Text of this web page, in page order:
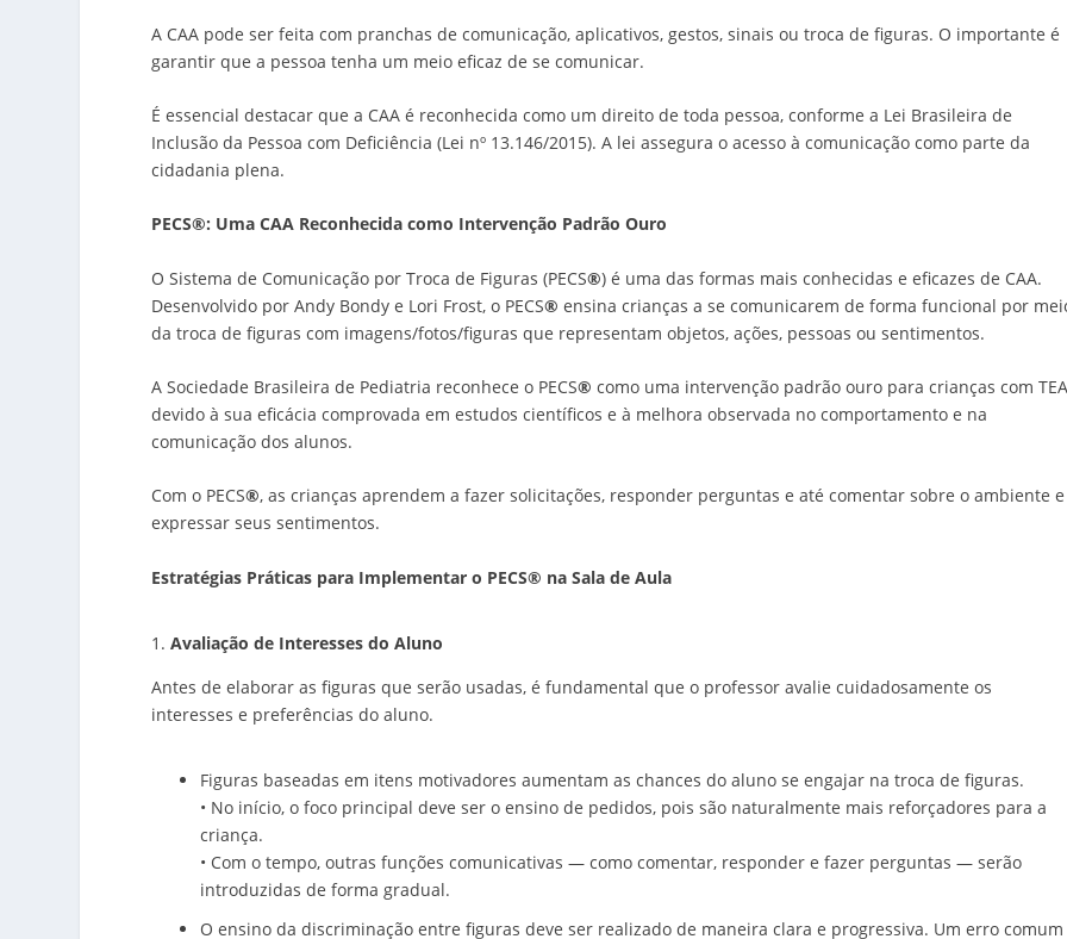
A CAA pode ser feita com pranchas de comunicação, aplicativos, gestos, sinais ou troca de figuras. O importante é
garantir que a pessoa tenha um meio eficaz de se comunicar.
É essencial destacar que a CAA é reconhecida como um direito de toda pessoa, conforme a Lei Brasileira de
Inclusão da Pessoa com Deficiência (Lei nº 13.146/2015). A lei assegura o acesso à comunicação como parte da
cidadania plena.
PECS®: Uma CAA Reconhecida como Intervenção Padrão Ouro
O Sistema de Comunicação por Troca de Figuras (PECS®) é uma das formas mais conhecidas e eficazes de CAA.
Desenvolvido por Andy Bondy e Lori Frost, o PECS® ensina crianças a se comunicarem de forma funcional por
da troca de figuras com imagens/fotos/figuras que representam objetos, ações, pessoas ou sentimentos.
A Sociedade Brasileira de Pediatria reconhece o PECS® como uma intervenção padrão ouro para crianças com
devido à sua eficácia comprovada em estudos científicos e à melhora observada no comportamento e na
comunicação dos alunos.
Com o PECS®, as crianças aprendem a fazer solicitações, responder perguntas e até comentar sobre o ambiente e
expressar seus sentimentos.
Estratégias Práticas para Implementar o PECS® na Sala de Aula
Avaliação de Interesses do Aluno
Antes de elaborar as figuras que serão usadas, é fundamental que o professor avalie cuidadosamente os
interesses e preferências do aluno.
Figuras baseadas em itens motivadores aumentam as chances do aluno se engajar na troca de figuras.
• No início, o foco principal deve ser o ensino de pedidos, pois são naturalmente mais reforçadores para a
criança.
• Com o tempo, outras funções comunicativas — como comentar, responder e fazer perguntas — serão
introduzidas de forma gradual.
O ensino da discriminação entre figuras deve ser realizado de maneira clara e progressiva. Um erro comum